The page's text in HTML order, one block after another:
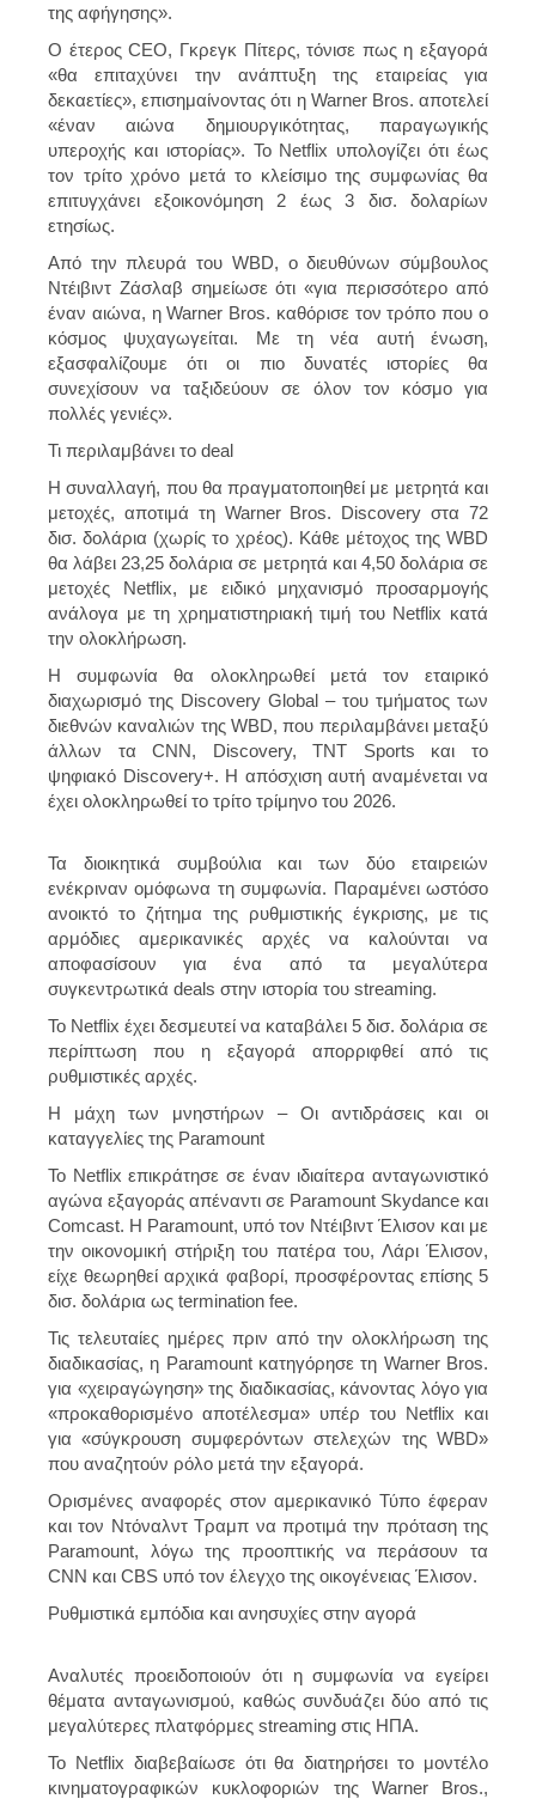
της αφήγησης».
Ο έτερος CEO, Γκρεγκ Πίτερς, τόνισε πως η εξαγορά
«θα επιταχύνει την ανάπτυξη της εταιρείας για
δεκαετίες», επισημαίνοντας ότι η Warner Bros. αποτελεί
«έναν αιώνα δημιουργικότητας, παραγωγικής
υπεροχής και ιστορίας». Το Netflix υπολογίζει ότι έως
τον τρίτο χρόνο μετά το κλείσιμο της συμφωνίας θα
επιτυγχάνει εξοικονόμηση 2 έως 3 δισ. δολαρίων
ετησίως.
Από την πλευρά του WBD, ο διευθύνων σύμβουλος
Ντέιβιντ Ζάσλαβ σημείωσε ότι «για περισσότερο από
έναν αιώνα, η Warner Bros. καθόρισε τον τρόπο που ο
κόσμος ψυχαγωγείται. Με τη νέα αυτή ένωση,
εξασφαλίζουμε ότι οι πιο δυνατές ιστορίες θα
συνεχίσουν να ταξιδεύουν σε όλον τον κόσμο για
πολλές γενιές».
Τι περιλαμβάνει το deal
Η συναλλαγή, που θα πραγματοποιηθεί με μετρητά και
μετοχές, αποτιμά τη Warner Bros. Discovery στα 72
δισ. δολάρια (χωρίς το χρέος). Κάθε μέτοχος της WBD
θα λάβει 23,25 δολάρια σε μετρητά και 4,50 δολάρια σε
μετοχές Netflix, με ειδικό μηχανισμό προσαρμογής
ανάλογα με τη χρηματιστηριακή τιμή του Netflix κατά
την ολοκλήρωση.
Η συμφωνία θα ολοκληρωθεί μετά τον εταιρικό
διαχωρισμό της Discovery Global – του τμήματος των
διεθνών καναλιών της WBD, που περιλαμβάνει μεταξύ
άλλων τα CNN, Discovery, TNT Sports και το
ψηφιακό Discovery+. Η απόσχιση αυτή αναμένεται να
έχει ολοκληρωθεί το τρίτο τρίμηνο του 2026.
Τα διοικητικά συμβούλια και των δύο εταιρειών
ενέκριναν ομόφωνα τη συμφωνία. Παραμένει ωστόσο
ανοικτό το ζήτημα της ρυθμιστικής έγκρισης, με τις
αρμόδιες αμερικανικές αρχές να καλούνται να
αποφασίσουν για ένα από τα μεγαλύτερα
συγκεντρωτικά deals στην ιστορία του streaming.
Το Netflix έχει δεσμευτεί να καταβάλει 5 δισ. δολάρια σε
περίπτωση που η εξαγορά απορριφθεί από τις
ρυθμιστικές αρχές.
Η μάχη των μνηστήρων – Οι αντιδράσεις και οι
καταγγελίες της Paramount
Το Netflix επικράτησε σε έναν ιδιαίτερα ανταγωνιστικό
αγώνα εξαγοράς απέναντι σε Paramount Skydance και
Comcast. Η Paramount, υπό τον Ντέιβιντ Έλισον και με
την οικονομική στήριξη του πατέρα του, Λάρι Έλισον,
είχε θεωρηθεί αρχικά φαβορί, προσφέροντας επίσης 5
δισ. δολάρια ως termination fee.
Τις τελευταίες ημέρες πριν από την ολοκλήρωση της
διαδικασίας, η Paramount κατηγόρησε τη Warner Bros.
για «χειραγώγηση» της διαδικασίας, κάνοντας λόγο για
«προκαθορισμένο αποτέλεσμα» υπέρ του Netflix και
για «σύγκρουση συμφερόντων στελεχών της WBD»
που αναζητούν ρόλο μετά την εξαγορά.
Ορισμένες αναφορές στον αμερικανικό Τύπο έφεραν
και τον Ντόναλντ Τραμπ να προτιμά την πρόταση της
Paramount, λόγω της προοπτικής να περάσουν τα
CNN και CBS υπό τον έλεγχο της οικογένειας Έλισον.
Ρυθμιστικά εμπόδια και ανησυχίες στην αγορά
Αναλυτές προειδοποιούν ότι η συμφωνία να εγείρει
θέματα ανταγωνισμού, καθώς συνδυάζει δύο από τις
μεγαλύτερες πλατφόρμες streaming στις ΗΠΑ.
Το Netflix διαβεβαίωσε ότι θα διατηρήσει το μοντέλο
κινηματογραφικών κυκλοφοριών της Warner Bros.,